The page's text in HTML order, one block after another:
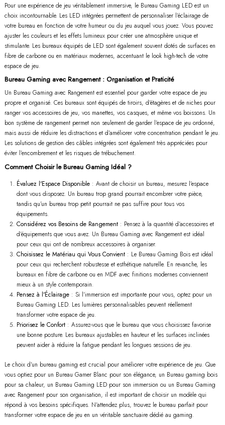
Pour une expérience de jeu véritablement immersive, le Bureau Gaming LED est un
choix incontournable. Les LED intégrées permettent de personnaliser l'éclairage de
votre bureau en fonction de votre humeur ou du jeu auquel vous jouez. Vous pouvez
ajuster les couleurs et les effets lumineux pour créer une atmosphère unique et
stimulante. Les bureaux équipés de LED sont également souvent dotés de surfaces en
fibre de carbone ou en matériaux modernes, accentuant le look high-tech de votre
espace de jeu.
Bureau Gaming avec Rangement : Organisation et Praticité
Un Bureau Gaming avec Rangement est essentiel pour garder votre espace de jeu
propre et organisé. Ces bureaux sont équipés de tiroirs, d'étagères et de niches pour
ranger vos accessoires de jeu, vos manettes, vos casques, et même vos boissons. Un
bon système de rangement permet non seulement de garder l'espace de jeu ordonné,
mais aussi de réduire les distractions et d'améliorer votre concentration pendant le jeu.
Les solutions de gestion des câbles intégrées sont également très appréciées pour
éviter l'encombrement et les risques de trébuchement.
Comment Choisir le Bureau Gaming Idéal ?
Évaluez l'Espace Disponible : Avant de choisir un bureau, mesurez l'espace
dont vous disposez. Un bureau trop grand pourrait encombrer votre pièce,
tandis qu'un bureau trop petit pourrait ne pas suffire pour tous vos
équipements.
Considérez vos Besoins de Rangement : Pensez à la quantité d'accessoires et
d'équipements que vous avez. Un Bureau Gaming avec Rangement est idéal
pour ceux qui ont de nombreux accessoires à organiser.
Choisissez le Matériau qui Vous Convient : Le Bureau Gaming Bois est idéal
pour ceux qui recherchent robustesse et esthétique naturelle. En revanche, les
bureaux en fibre de carbone ou en MDF avec finitions modernes conviennent
mieux à un style contemporain.
Pensez à l'Éclairage : Si l'immersion est importante pour vous, optez pour un
Bureau Gaming LED. Les lumières personnalisables peuvent réellement
transformer votre espace de jeu.
Priorisez le Confort : Assurez-vous que le bureau que vous choisissez favorise
une bonne posture. Les bureaux ajustables en hauteur et les surfaces inclinées
peuvent aider à réduire la fatigue pendant les longues sessions de jeu.
Le choix d'un bureau gaming est crucial pour améliorer votre expérience de jeu. Que
vous optiez pour un Bureau Gamer Blanc pour son élégance, un Bureau gaming bois
pour sa chaleur, un Bureau Gaming LED pour son immersion ou un Bureau Gaming
avec Rangement pour son organisation, il est important de choisir un modèle qui
répond à vos besoins spécifiques. N'attendez plus, trouvez le bureau parfait pour
transformer votre espace de jeu en un véritable sanctuaire dédié au gaming.